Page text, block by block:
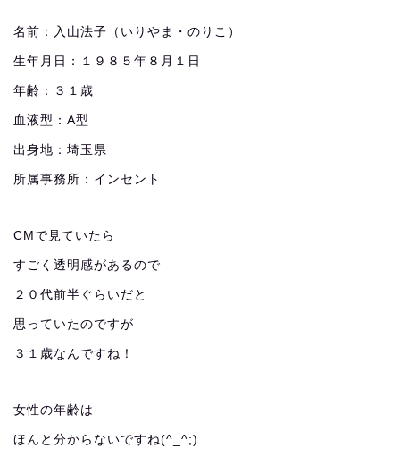
名前：入山法子（いりやま・のりこ）
生年月日：１９８５年８月１日
年齢：３１歳
血液型：A型
出身地：埼玉県
所属事務所：インセント
CMで見ていたら
すごく透明感があるので
２０代前半ぐらいだと
思っていたのですが
３１歳なんですね！
女性の年齢は
ほんと分からないですね(^_^;)